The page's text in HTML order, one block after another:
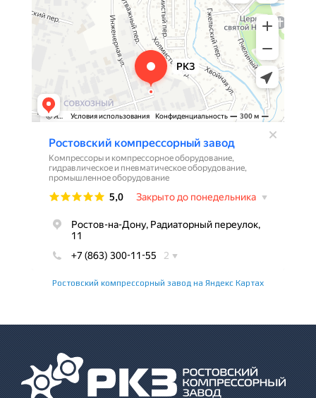
Ростовский компрессорный завод на Яндекс Картах